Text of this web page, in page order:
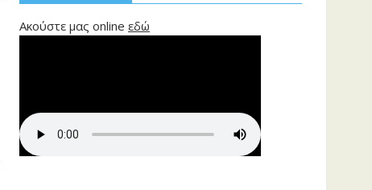
Ακούστε μας online εδώ